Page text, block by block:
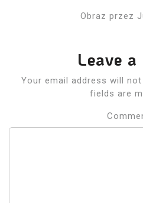
Obraz przez
Leave
Your email address will not
fields are